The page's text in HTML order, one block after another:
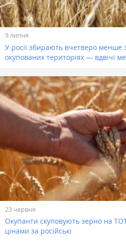
9 липня
У росії збирають вчетверо менше
окупованих територіях — вдвічі
23 червня
Окупанти скуповують зерно на
цінами за російські